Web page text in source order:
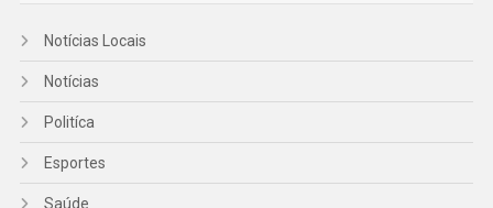
Notícias Locais
Notícias
Politíca
Esportes
Saúde